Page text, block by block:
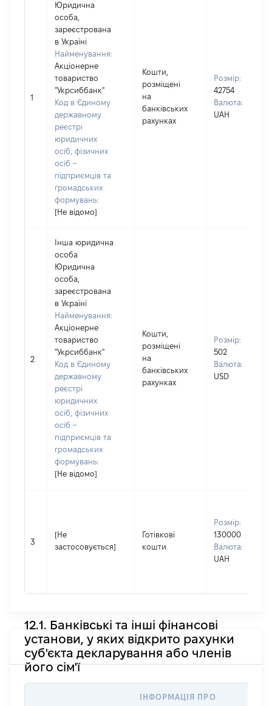
1
Юридична
особа,
зареєстрована
в Україні
Найменування:
Акціонерне
товариство
"Укрсиббанк"
Код в Єдиному
державному
реєстрі
юридичних
осіб, фізичних
осіб –
підприємців та
громадських
формувань:
[Не відомо]
Кошти,
розміщені
на
банківських
рахунках
Розмір:
42754
Валюта:
UAH
2
Інша юридична
особа
Юридична
особа,
зареєстрована
в Україні
Найменування:
Акціонерне
товариство
"Укрсиббанк"
Код в Єдиному
державному
реєстрі
юридичних
осіб, фізичних
осіб –
підприємців та
громадських
формувань:
[Не відомо]
Кошти,
розміщені
на
банківських
рахунках
Розмір:
502
Валюта:
USD
3
[Не
застосовується]
Готівкові
кошти
Розмір:
130000
Валюта:
UAH
12.1. Банківські та інші фінансові
установи, у яких відкрито рахунки
суб'єкта декларування або членів
його сім'ї
ІНФОРМАЦІЯ ПРО